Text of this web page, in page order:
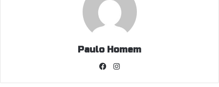
Paulo Homem
Facebook